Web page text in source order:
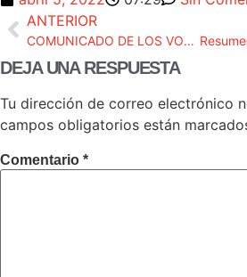
ANTERIOR
COMUNICADO DE LOS VOCALES DE LA LISTA DE LA UPF DEL CONSEJO FISCAL CELEBRADO LOS DÍAS 23 Y 24 DE MARZO DE 2022
DEJA UNA RESPUESTA
Tu dirección de correo electrónico
campos obligatorios están
Comentario *